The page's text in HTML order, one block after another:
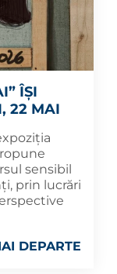
ÎȘI
22 MAI
sensibil
prin lucrări
DEPARTE